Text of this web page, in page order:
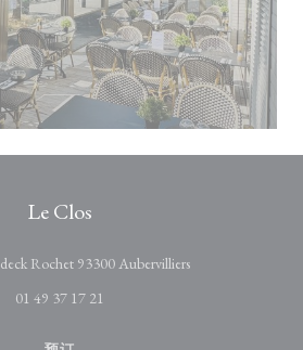
Le Clos
Rochet 93300 Aubervilliers((在新窗口中打
01 49 37 17 21